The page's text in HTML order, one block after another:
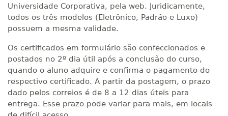
Universidade Corporativa, pela web. Juridicamente,
todos os três modelos (Eletrônico, Padrão e Luxo)
possuem a mesma validade.
Os certificados em formulário são confeccionados e
postados no 2º dia útil após a conclusão do curso,
quando o aluno adquire e confirma o pagamento do
respectivo certificado. A partir da postagem, o prazo
dado pelos correios é de 8 a 12 dias úteis para
entrega. Esse prazo pode variar para mais, em locais